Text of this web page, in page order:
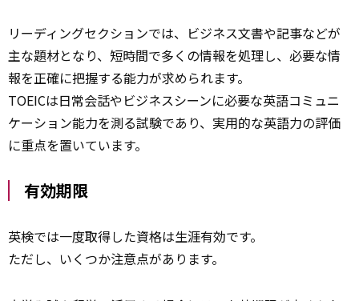
リーディングセクションでは、ビジネス文書や記事などが
主な題材となり、短時間で多くの情報を処理し、必要な情
報を正確に把握する能力が求められます。
TOEICは日常会話やビジネスシーンに必要な英語コミュニ
ケーション能力を測る試験であり、実用的な英語力の評価
に重点を置いています。
有効期限
英検では一度取得した資格は生涯有効です。
ただし、いくつか注意点があります。